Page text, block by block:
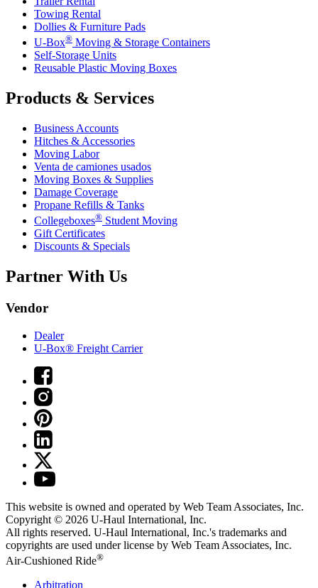
Towing Rental
Dollies & Furniture Pads
U-Box® Moving & Storage Containers
Self-Storage Units
Reusable Plastic Moving Boxes
Products & Services
Business Accounts
Hitches & Accessories
Moving Labor
Venta de camiones usados
Moving Boxes & Supplies
Damage Coverage
Propane Refills & Tanks
Collegeboxes® Student Moving
Gift Certificates
Discounts & Specials
Partner With Us
Vendor
Dealer
U-Box® Freight Carrier
This website is owned and operated by Web Team Associates, Inc.
Copyright © 2026 U-Haul International, Inc.
All rights reserved. U-Haul International, Inc.'s trademarks and
copyrights are used under license by Web Team Associates, Inc.
Air-Cushioned Ride®
Arbitration